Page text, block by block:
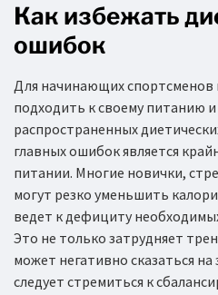
Как избежать
ошибок
Для начинающих спортсменов
подходить к своему питанию и
распространенных
главных ошибок является
питании. Многие новички,
могут резко уменьшить
ведет к дефициту
Это не только затрудняет
может негативно сказаться
следует стремиться к